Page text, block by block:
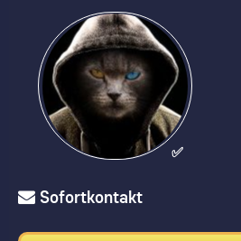
✅
Sofortkontakt